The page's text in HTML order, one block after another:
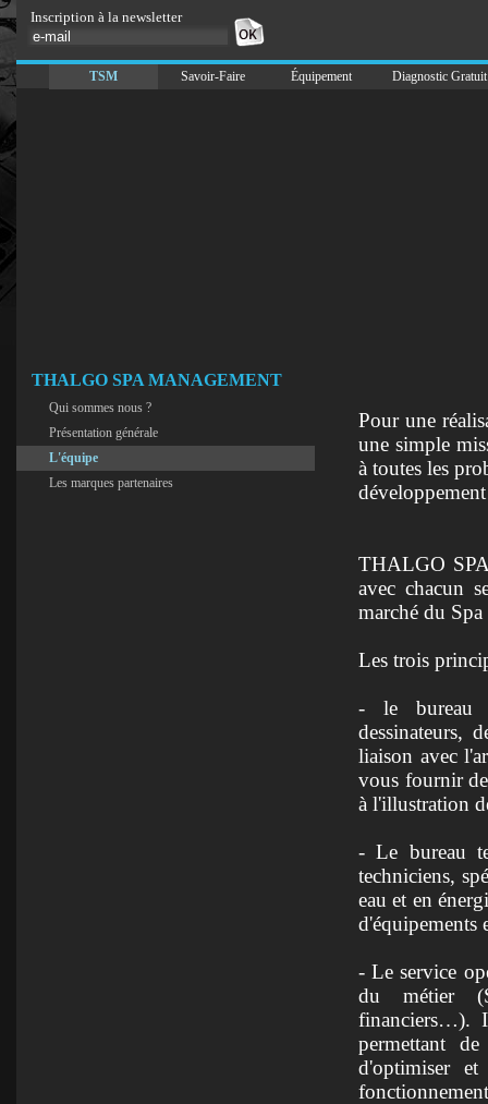
Inscription à la newsletter
TSM Savoir-Faire Équipement Diagnostic Gratuit
THALGO SPA MANAGEMENT
Qui sommes nous ?
Présentation générale
L'équipe
Les marques partenaires
Pour une
une simple
à toutes les
THALGO
avec chacun
marché du
Les trois
- le bureau
dessinateurs,
liaison avec
vous fournir
à l'illustration
- Le bureau
techniciens,
eau et en
d'équipements
- Le service
du métier
financiers…).
permettant
d'optimiser